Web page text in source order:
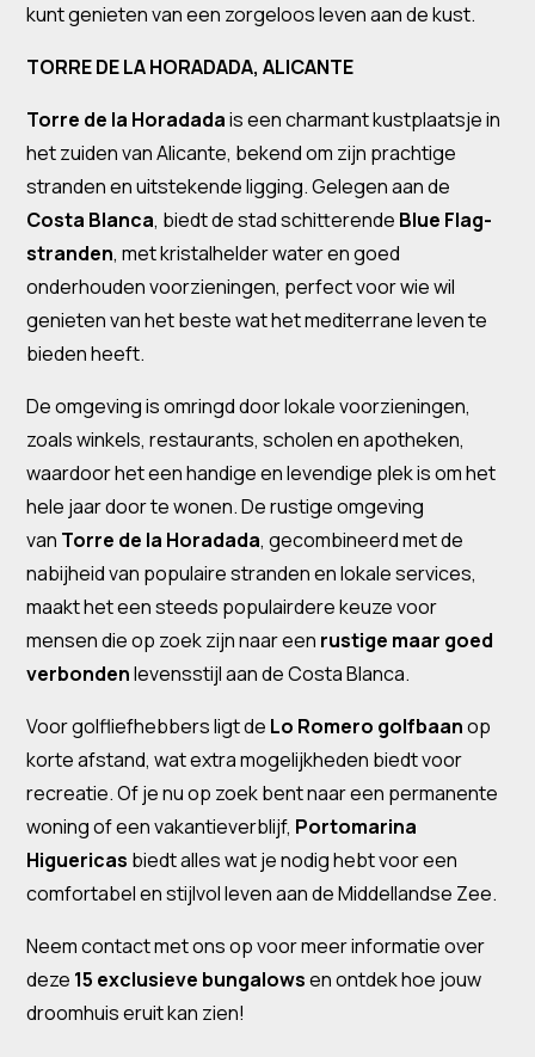
kunt genieten van een zorgeloos leven aan de kust.
TORRE DE LA HORADADA, ALICANTE
Torre de la Horadadais een charmant kustplaatsje in
het zuiden van Alicante, bekend om zijn prachtige
stranden en uitstekende ligging. Gelegen aan de
Costa Blanca, biedt de stad schitterende Blue Flag-
stranden, met kristalhelder water en goed
onderhouden voorzieningen, perfect voor wie wil
genieten van het beste wat het mediterrane leven te
bieden heeft.
De omgeving is omringd door lokale voorzieningen,
zoals winkels, restaurants, scholen en apotheken,
waardoor het een handige en levendige plek is om het
hele jaar door te wonen. De rustige omgeving
van Torre de la Horadada, gecombineerd met de
nabijheid van populaire stranden en lokale services,
maakt het een steeds populairdere keuze voor
mensen die op zoek zijn naar een rustige maar goed
verbondenlevensstijl aan de Costa Blanca.
Voor golfliefhebbers ligt de Lo Romero golfbaanop
korte afstand, wat extra mogelijkheden biedt voor
recreatie. Of je nu op zoek bent naar een permanente
woning of een vakantieverblijf, Portomarina
Higuericas biedt alles wat je nodig hebt voor een
comfortabel en stijlvol leven aan de Middellandse Zee.
Neem contact met ons op voor meer informatie over
deze 15 exclusieve bungalowsen ontdek hoe jouw
droomhuis eruit kan zien!